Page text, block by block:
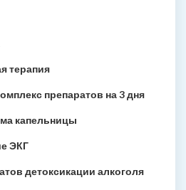
терапия
препаратов на 3 дня
капельницы
ЭКГ
детоксикации алкоголя